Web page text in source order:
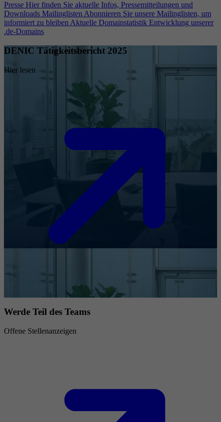
Presse Hier finden Sie aktuelle Infos, Pressemitteilungen und
Downloads Mailinglisten Abonnieren Sie unsere Mailinglisten, um
informiert zu bleiben Aktuelle Domainstatistik Entwicklung unserer
.de-Domains
DENIC Tätigkeitsbericht 2025
Hier lesen
Werde Teil des Teams
Offene Stellenanzeigen